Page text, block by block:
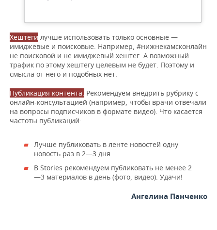
Хештеги лучше использовать только основные —
имиджевые и поисковые. Например, #нижнекамсконлайн
не поисковой и не имиджевый хештег. А возможный
трафик по этому хештегу целевым не будет. Поэтому и
смысла от него и подобных нет.
Публикация контента. Рекомендуем внедрить рубрику с
онлайн-консультацией (например, чтобы врачи отвечали
на вопросы подписчиков в формате видео). Что касается
частоты публикаций:
Лучше публиковать в ленте новостей одну
новость раз в 2—3 дня.
В Stories рекомендуем публиковать не менее 2
—3 материалов в день (фото, видео). Удачи!
Ангелина Панченко